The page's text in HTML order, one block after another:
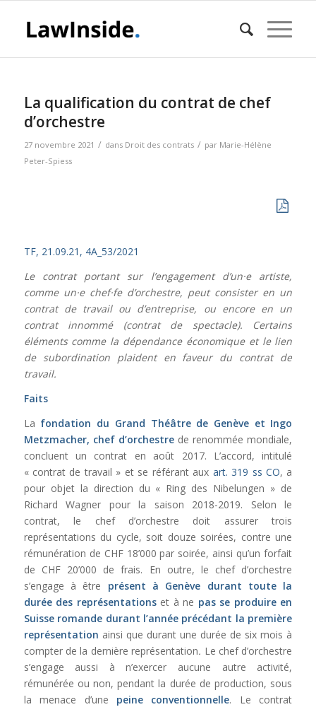
La qualification du contrat de chef
d’orchestre
27 novembre 2021 / dans Droit des contrats / par Marie-Hélène
Peter-Spiess
TF, 21.09.21, 4A_53/2021
Le contrat portant sur l’engagement d’un·e artiste,
comme un·e chef·fe d’orchestre, peut consister en un
contrat de travail ou d’entreprise, ou encore en un
contrat innommé (contrat de spectacle). Certains
éléments comme la dépendance économique et le lien
de subordination plaident en faveur du contrat de
travail.
Faits
La fondation du Grand Théâtre de Genève et Ingo
Metzmacher, chef d’orchestrede renommée mondiale,
concluent un contrat en août 2017. L’accord, intitulé
« contrat de travail » et se référant aux art. 319 ss CO, a
pour objet la direction du « Ring des Nibelungen » de
Richard Wagner pour la saison 2018-2019. Selon le
contrat, le chef d’orchestre doit assurer trois
représentations du cycle, soit douze soirées, contre une
rémunération de CHF 18’000 par soirée, ainsi qu’un forfait
de CHF 20’000 de frais. En outre, le chef d’orchestre
s’engage à être présent à Genève durant toute la
durée des représentationset à ne pas se produire en
Suisse romande durant l’année précédant la première
représentation ainsi que durant une durée de six mois à
compter de la dernière représentation. Le chef d’orchestre
s’engage aussi à n’exercer aucune autre activité,
rémunérée ou non, pendant la durée de production, sous
la menace d’une peine conventionnelle. Le contrat